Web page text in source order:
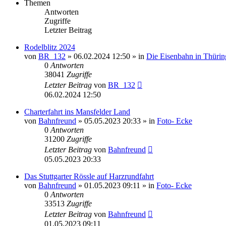
Themen
Antworten
Zugriffe
Letzter Beitrag
Rodelblitz 2024
von BR_132 » 06.02.2024 12:50 » in Die Eisenbahn in
0 Antworten
38041 Zugriffe
Letzter Beitrag von BR_132
06.02.2024 12:50
Charterfahrt ins Mansfelder Land
von Bahnfreund » 05.05.2023 20:33 » in Foto- Ecke
0 Antworten
31200 Zugriffe
Letzter Beitrag von Bahnfreund
05.05.2023 20:33
Das Stuttgarter Rössle auf Harzrundfahrt
von Bahnfreund » 01.05.2023 09:11 » in Foto- Ecke
0 Antworten
33513 Zugriffe
Letzter Beitrag von Bahnfreund
01.05.2023 09:11